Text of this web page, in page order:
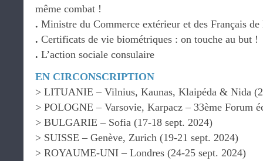
même combat !
. Ministre du Commerce extérieur et des Français de
. Certificats de vie biométriques : on touche au but !
. L’action sociale consulaire
EN CIRCONSCRIPTION
> LITUANIE – Vilnius, Kaunas, Klaipéda & Nida
> POLOGNE – Varsovie, Karpacz – 33ème Forum
> BULGARIE – Sofia (17-18 sept. 2024)
> SUISSE – Genève, Zurich (19-21 sept. 2024)
> ROYAUME-UNI – Londres (24-25 sept. 2024)